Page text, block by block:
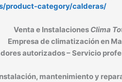
product-category/calderas/
Venta e Instalaciones Clima
Empresa de climatización en
autorizados – Servicio
mantenimiento y